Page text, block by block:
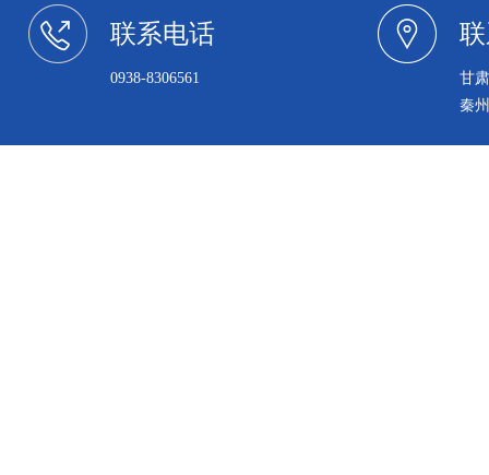
联系电话
0938-8306561
甘
秦